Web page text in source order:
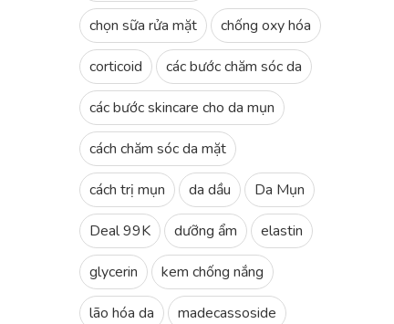
chọn sữa rửa mặt chống oxy hóa
corticoid các bước chăm sóc da
các bước skincare cho da mụn
cách chăm sóc da mặt
cách trị mụn da dầu Da Mụn
Deal 99K dưỡng ẩm elastin
glycerin kem chống nắng
lão hóa da madecassoside